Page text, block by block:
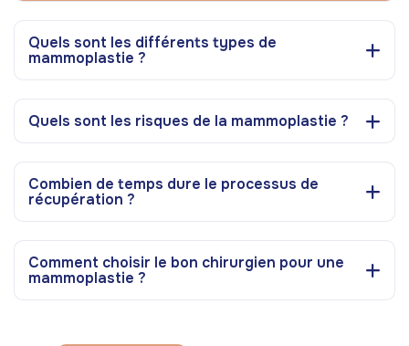
Quels sont les différents types de
mammoplastie ?
Quels sont les risques de la mammoplastie ?
Combien de temps dure le processus de
récupération ?
Comment choisir le bon chirurgien pour une
mammoplastie ?